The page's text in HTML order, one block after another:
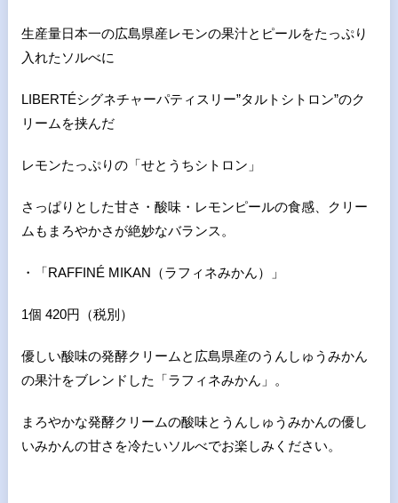
生産量日本一の広島県産レモンの果汁とピールをたっぷり
入れたソルべに
LIBERTÉシグネチャーパティスリー”タルトシトロン”のク
リームを挟んだ
レモンたっぷりの「せとうちシトロン」
さっぱりとした甘さ・酸味・レモンピールの食感、クリー
ムもまろやかさが絶妙なバランス。
・「RAFFINÉ MIKAN（ラフィネみかん）」
1個 420円（税別）
優しい酸味の発酵クリームと広島県産のうんしゅうみかん
の果汁をブレンドした「ラフィネみかん」。
まろやかな発酵クリームの酸味とうんしゅうみかんの優し
いみかんの甘さを冷たいソルべでお楽しみください。